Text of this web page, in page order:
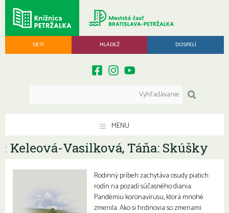
DETI MLÁDEŽ DOSPELÍ
MENU
: Keleová-Vasilková, Táňa: Skúšky
Rodinný príbeh zachytáva osudy piatich
rodín na pozadí súčasného diania.
Pandémiu koronavírusu, ktorá mnohé
zmenila. Ako si hrdinovia so zmenami